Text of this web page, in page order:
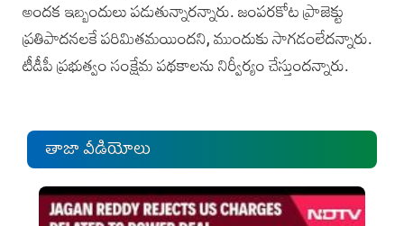
అందక ఇబ్బందులు పడుతున్నారన్నారు. జంపరకోట ప్రాజెక్టు
ప్రతిపాదనలకే పరిమితమయిందని, ముందుకు సాగడంలేదన్నారు.
టీడీపీ ప్రభుత్వం సంక్షేమ పథకాలను నిర్వీర్యం చేస్తుందన్నారు.
తాజా వీడియోలు